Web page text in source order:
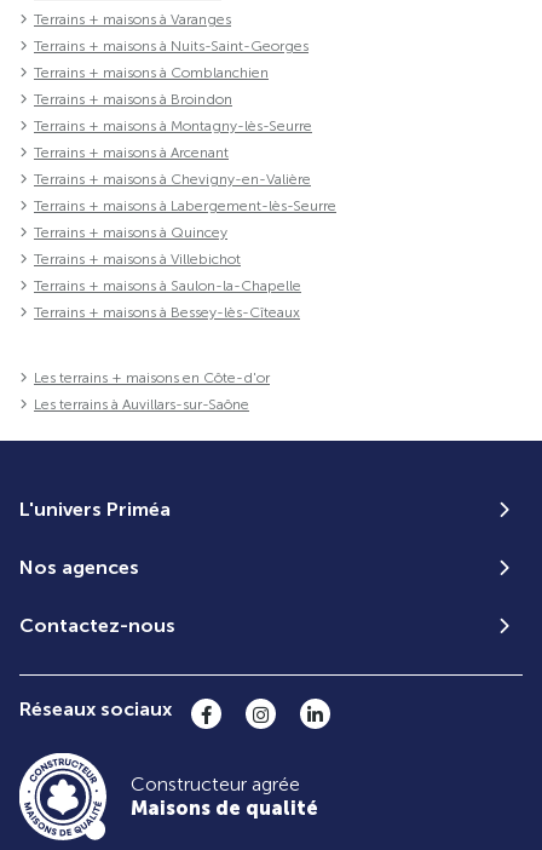
Terrains + maisons à Varanges
Terrains + maisons à Nuits-Saint-Georges
Terrains + maisons à Comblanchien
Terrains + maisons à Broindon
Terrains + maisons à Montagny-lès-Seurre
Terrains + maisons à Arcenant
Terrains + maisons à Chevigny-en-Valière
Terrains + maisons à Labergement-lès-Seurre
Terrains + maisons à Quincey
Terrains + maisons à Villebichot
Terrains + maisons à Saulon-la-Chapelle
Terrains + maisons à Bessey-lès-Cîteaux
Les terrains + maisons en Côte-d'or
Les terrains à Auvillars-sur-Saône
L'univers Priméa
Nos agences
Contactez-nous
Réseaux sociaux
Constructeur agrée
Maisons de qualité